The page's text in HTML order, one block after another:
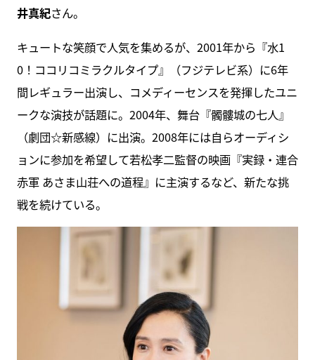
井真紀さん。
キュートな笑顔で人気を集めるが、2001年から『水1
0！ココリコミラクルタイプ』（フジテレビ系）に6年
間レギュラー出演し、コメディーセンスを発揮したユニ
ークな演技が話題に。2004年、舞台『髑髏城の七人』
（劇団☆新感線）に出演。2008年には自らオーディシ
ョンに参加を希望して若松孝二監督の映画『実録・連合
赤軍 あさま山荘への道程』に主演するなど、新たな挑
戦を続けている。